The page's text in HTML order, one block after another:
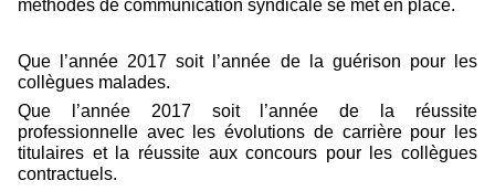
méthodes de communication syndicale se met en place.
Que l’année 2017 soit l’année de la guérison pour les
collègues malades.
Que l’année 2017 soit l’année de la réussite
professionnelle avec les évolutions de carrière pour les
titulaires et la réussite aux concours pour les collègues
contractuels.